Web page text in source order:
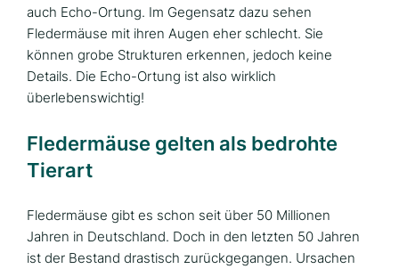
auch Echo-Ortung. Im Gegensatz dazu sehen
Fledermäuse mit ihren Augen eher schlecht. Sie
können grobe Strukturen erkennen, jedoch keine
Details. Die Echo-Ortung ist also wirklich
überlebenswichtig!
Fledermäuse gelten als bedrohte
Tierart
Fledermäuse gibt es schon seit über 50 Millionen
Jahren in Deutschland. Doch in den letzten 50 Jahren
ist der Bestand drastisch zurückgegangen. Ursachen